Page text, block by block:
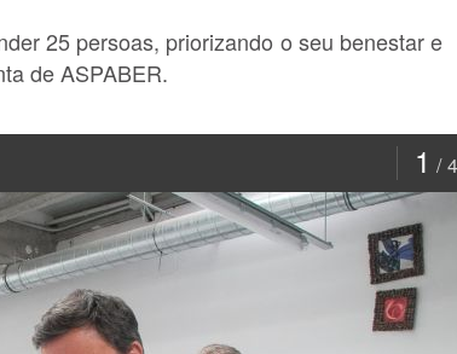
25 persoas, priorizando o seu benestar e
de ASPABER.
1 4